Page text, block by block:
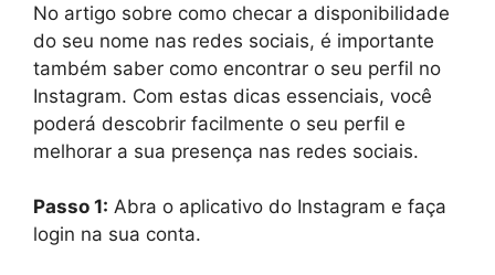
No artigo sobre como checar a disponibilidade
do seu nome nas redes sociais, é importante
também saber como encontrar o seu perfil no
Instagram. Com estas dicas essenciais, você
poderá descobrir facilmente o seu perfil e
melhorar a sua presença nas redes sociais.
Passo 1: Abra o aplicativo do Instagram e faça
login na sua conta.